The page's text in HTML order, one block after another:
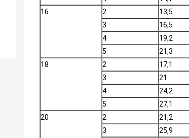
16
2 13,5
3
16,5
4
19,2
5
21,3
18
2 17,1
3
21
4
24,2
5
27,1
20
2 21,2
3
25,9